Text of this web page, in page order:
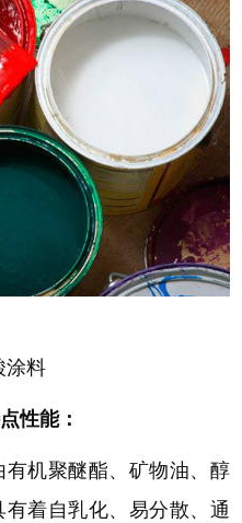
涂料
性能：
有机聚醚酯、矿物油、醇
着自乳化、易分散、通